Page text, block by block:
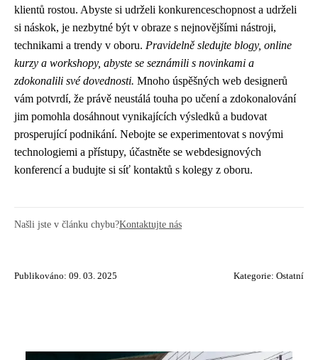
klientů rostou. Abyste si udrželi konkurenceschopnost a udrželi
si náskok, je nezbytné být v obraze s nejnovějšími nástroji,
technikami a trendy v oboru. Pravidelně sledujte blogy, online
kurzy a workshopy, abyste se seznámili s novinkami a
zdokonalili své dovednosti. Mnoho úspěšných web designerů
vám potvrdí, že právě neustálá touha po učení a zdokonalování
jim pomohla dosáhnout vynikajících výsledků a budovat
prosperující podnikání. Nebojte se experimentovat s novými
technologiemi a přístupy, účastněte se webdesignových
konferencí a budujte si síť kontaktů s kolegy z oboru.
Našli jste v článku chybu?Kontaktujte nás
Publikováno: 09. 03. 2025 Kategorie: Ostatní